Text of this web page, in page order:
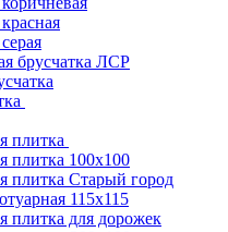
брусчатка ЛСР
плитка
плитка 100x100
плитка Старый город
115x115
плитка для дорожек